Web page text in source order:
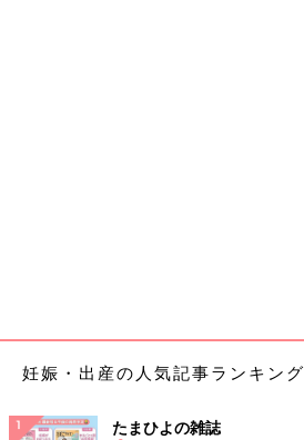
妊娠・出産の人気記事ランキング
たまひよの雑誌